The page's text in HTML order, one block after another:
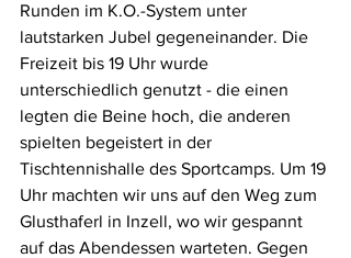
Runden im K.O.-System unter
lautstarken Jubel gegeneinander. Die
Freizeit bis 19 Uhr wurde
unterschiedlich genutzt - die einen
legten die Beine hoch, die anderen
spielten begeistert in der
Tischtennishalle des Sportcamps. Um 19
Uhr machten wir uns auf den Weg zum
Glusthaferl in Inzell, wo wir gespannt
auf das Abendessen warteten. Gegen